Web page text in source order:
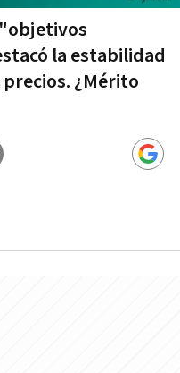
la estabilidad
¿Mérito